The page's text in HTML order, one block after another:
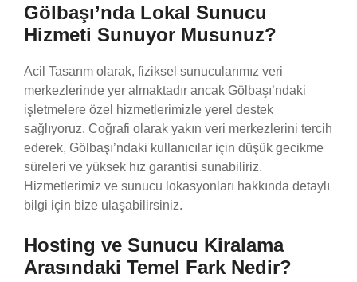
Gölbaşı’nda Lokal Sunucu
Hizmeti Sunuyor Musunuz?
Acil Tasarım olarak, fiziksel sunucularımız veri
merkezlerinde yer almaktadır ancak Gölbaşı’ndaki
işletmelere özel hizmetlerimizle yerel destek
sağlıyoruz. Coğrafi olarak yakın veri merkezlerini tercih
ederek, Gölbaşı’ndaki kullanıcılar için düşük gecikme
süreleri ve yüksek hız garantisi sunabiliriz.
Hizmetlerimiz ve sunucu lokasyonları hakkında detaylı
bilgi için bize ulaşabilirsiniz.
Hosting ve Sunucu Kiralama
Arasındaki Temel Fark Nedir?